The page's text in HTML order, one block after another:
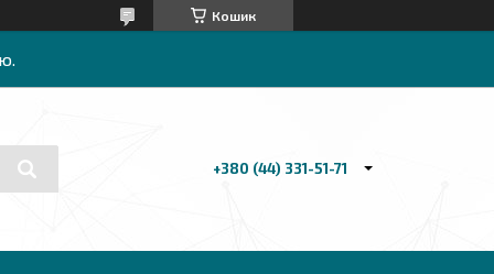
Кошик
+380 (44) 331-51-71